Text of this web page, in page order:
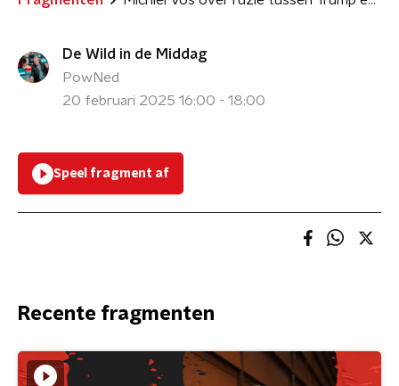
De Wild in de Middag
PowNed
20 februari 2025 16:00 - 18:00
Speel fragment af
Recente fragmenten